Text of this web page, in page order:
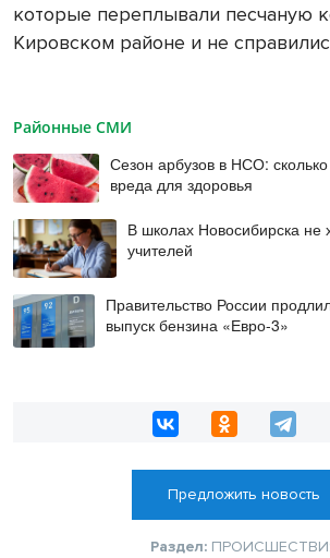
которые переплывали песчаную
Кировском районе и не
Районные СМИ
Сезон арбузов в НСО:
вреда для здоровья
В школах Новосибирска не
учителей
Правительство России
выпуск бензина «Евро-3»
Предложить новость
Раздел: